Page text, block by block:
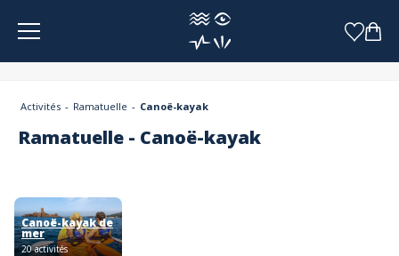
Panneau de gestion des cookies
Activités Ramatuelle Canoë-kayak
Ramatuelle - Canoë-kayak
Canoë-kayak de
mer
20 activités